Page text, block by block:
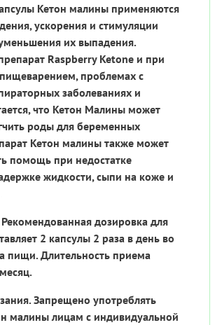
Кетон малины применяются
ускорения и стимуляции
их выпадения.
Raspberry Ketone и при
проблемах с
заболеваниях и
что Кетон Малины может
роды для беременных
Кетон малины также может
помощь при недостатке
жидкости, сыпи на коже и
дозировка для
2 капсулы 2 раза в день во
пищи. Длительность приема
Запрещено употреблять
малины лицам с индивидуальной